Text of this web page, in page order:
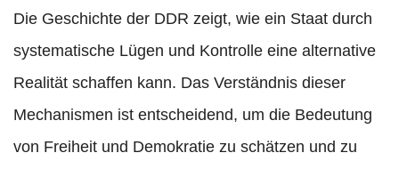
Die Geschichte der DDR zeigt, wie ein Staat durch
systematische Lügen und Kontrolle eine alternative
Realität schaffen kann. Das Verständnis dieser
Mechanismen ist entscheidend, um die Bedeutung
von Freiheit und Demokratie zu schätzen und zu